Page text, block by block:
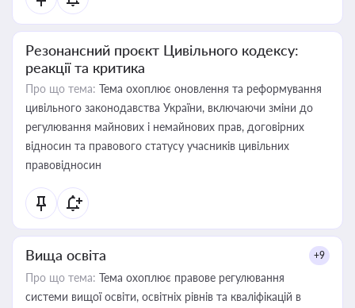
Резонансний проєкт Цивільного кодексу:
реакції та критика
Про що тема: Тема охоплює оновлення та реформування
цивільного законодавства України, включаючи зміни до
регулювання майнових і немайнових прав, договірних
відносин та правового статусу учасників цивільних
правовідносин
Вища освіта +9
Про що тема: Тема охоплює правове регулювання
системи вищої освіти, освітніх рівнів та кваліфікацій в